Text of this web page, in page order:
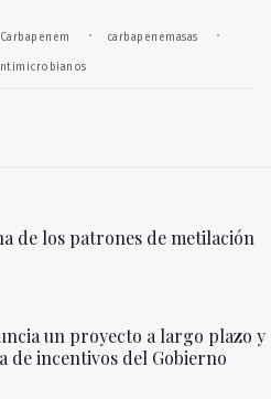
Carbapenem · carbapenemasas ·
de los patrones de metilación
un proyecto a largo plazo y
de incentivos del Gobierno